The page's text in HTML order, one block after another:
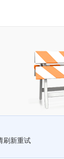
刷新重试